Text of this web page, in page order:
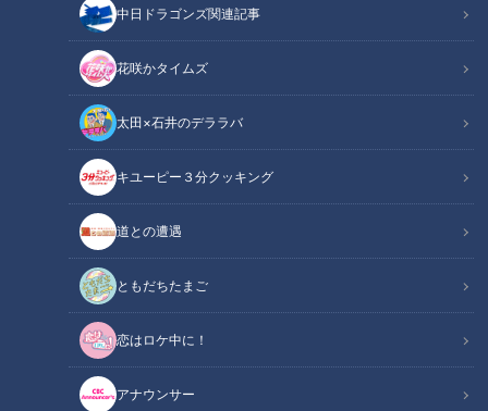
中日ドラゴンズ関連記事
花咲かタイムズ
太田×石井のデララバ
キユーピー３分クッキング
道との遭遇
ともだちたまご
恋はロケ中に！
アナウンサー
RadiChubu公式サイト
アナののびしろ
カテゴリーを絞り込む
ＣＢＣ小川実桜アナ、呪術
廻戦展で痛感した「自分に
一番遠い職業」
RadiChubu（ラジチュー
ブ）
アナののびしろ
ーに思わぬ落とし穴